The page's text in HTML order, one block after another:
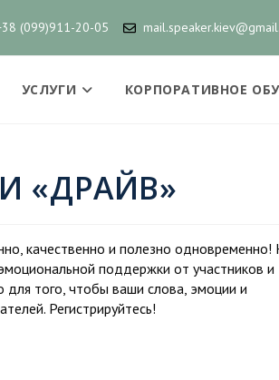
(099)911-20-05
УСЛУГИ КОРПОРАТИВНОЕ
«ДРАЙВ»
качественно и полезно одновременно!
поддержки от участников и
того, чтобы ваши слова, эмоции и
Регистрируйтесь!